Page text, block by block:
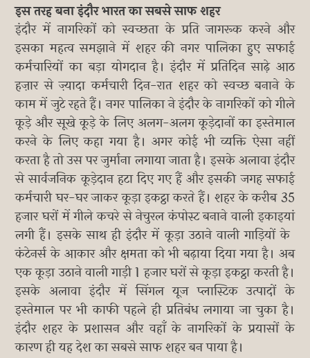
इस तरह बना इंदौर भारत का सबसे साफ शहर
इंदौर में नागरिकों को स्वच्छता के प्रति जागरूक करने और
इसका महत्व समझाने में शहर की नगर पालिका हुए सफाई
कर्मचारियों का बड़ा योगदान है। इंदौर में प्रतिदिन साढ़े आठ
हज़ार से ज़्यादा कर्मचारी दिन-रात शहर को स्वच्छ बनाने के
काम में जुटे रहते हैं। नगर पालिका ने इंदौर के नागरिकों को गीले
कूड़े और सूखे कूड़े के लिए अलग-अलग कूड़ेदानों का इस्तेमाल
करने के लिए कहा गया है। अगर कोई भी व्यक्ति ऐसा नहीं
करता है तो उस पर जुर्माना लगाया जाता है। इसके अलावा इंदौर
से सार्वजनिक कूड़ेदान हटा दिए गए हैं और इसकी जगह सफाई
कर्मचारी घर-घर जाकर कूड़ा इकट्ठा करते हैं। शहर के करीब 35
हजार घरों में गीले कचरे से नेचुरल कंपोस्ट बनाने वाली इकाइयां
लगी हैं। इसके साथ ही इंदौर में कूड़ा उठाने वाली गाड़ियों के ​
कंटेनर्स के आकार और क्षमता को भी बढ़ाया दिया गया है। अब
एक कूड़ा उठाने वाली गाड़ी 1 हजार घरों से कूड़ा इकट्ठा करती है।
इसके अलावा इंदौर में सिंगल यूज प्लास्टिक उत्पादों के
इस्तेमाल पर भी काफी पहले ही प्रतिबंध लगाया जा चुका है।
इंदौर शहर के प्रशासन और वहाँ के नागरिकों के प्रयासों के
कारण ही यह देश का सबसे साफ शहर बन पाया है।